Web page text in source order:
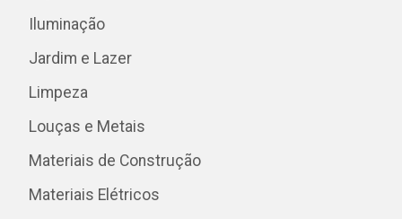
Iluminação
Jardim e Lazer
Limpeza
Louças e Metais
Materiais de Construção
Materiais Elétricos